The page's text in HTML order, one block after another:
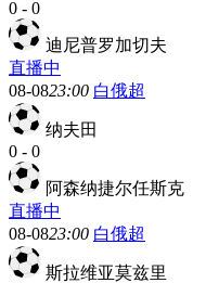
0 - 0
迪尼普罗加切夫
直播中
08-0823:00 白俄超
纳夫田
0 - 0
阿森纳捷尔任斯克
直播中
08-0823:00 白俄超
斯拉维亚莫兹里